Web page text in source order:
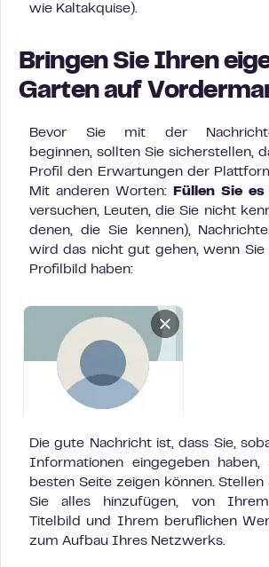
wie Kaltakquise).
Bringen Sie Ihren
Garten auf
Bevor Sie mit der
beginnen, sollten Sie sicherstellen,
Profil den Erwartungen der
Mit anderen Worten:
Füllen Sie es
versuchen, Leuten, die Sie nicht
denen, die Sie kennen),
wird das nicht gut gehen, wenn Sie
Profilbild haben:
Die gute Nachricht ist, dass Sie,
Informationen eingegeben
besten Seite zeigen können. Stellen
Sie alles hinzufügen, von
Titelbild und Ihrem beruflichen
zum Aufbau Ihres Netzwerks.